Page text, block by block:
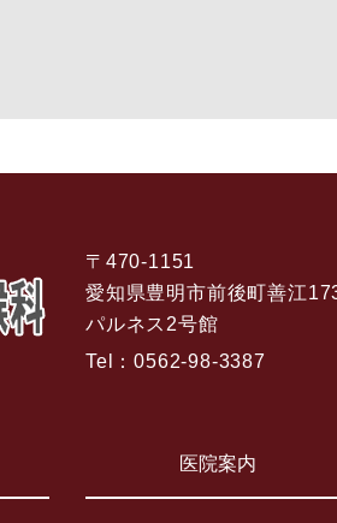
〒470-1151
愛知県豊明市前後町善江
パルネス2号館
Tel：0562-98-3387
医院案内